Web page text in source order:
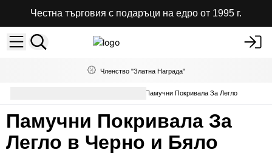
Честна търговия с подаръци на едро от 1995 г.
Членство "Златна Награда"
Памучни Покривала За Легло
Памучни Покривала За
Легло в Черно и Бяло